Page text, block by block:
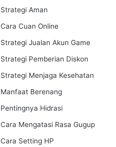
Strategi Aman
Cara Cuan Online
Strategi Jualan Akun Game
Strategi Pemberian Diskon
Strategi Menjaga Kesehatan
Manfaat Berenang
Pentingnya Hidrasi
Cara Mengatasi Rasa Gugup
Cara Setting HP